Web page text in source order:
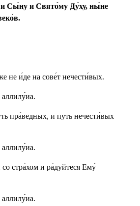
и Сы́ну и Свято́му Ду́ху, ны́не
не и́де на сове́т нечести́вых.
пра́ведных, и путь нечести́вых
со стра́хом и ра́дуйтеся Ему́